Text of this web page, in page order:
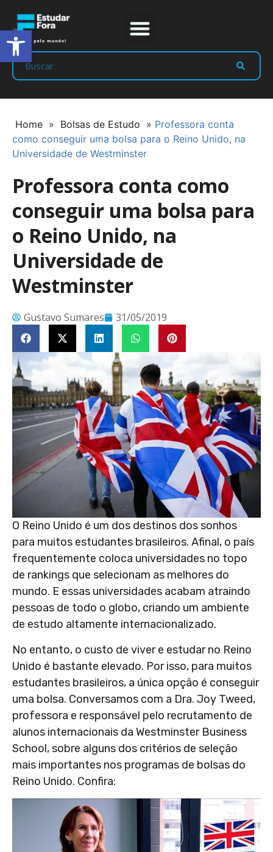
Home » Bolsas de Estudo » Professora conta
como conseguir uma bolsa para o Reino Unido, na
Universidade de Westminster
Professora conta como
conseguir uma bolsa para
o Reino Unido, na
Universidade de
Westminster
Gustavo Sumares 31/05/2019
O Reino Unido é um dos destinos dos sonhos
para muitos estudantes brasileiros. Afinal, o país
frequentemente coloca universidades no topo
de rankings que selecionam as melhores do
mundo. E essas universidades acabam atraindo
pessoas de todo o globo, criando um ambiente
de estudo altamente internacionalizado.
No entanto, o custo de viver e estudar no Reino
Unido é bastante elevado. Por isso, para muitos
estudantes brasileiros, a única opção é conseguir
uma bolsa. Conversamos com a Dra. Joy Tweed,
professora e responsável pelo recrutamento de
alunos internacionais da Westminster Business
School, sobre alguns dos critérios de seleção
mais importantes nos programas de bolsas do
Reino Unido. Confira:
Abrir a barra de ferramentas